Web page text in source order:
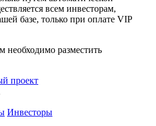
всем инвесторам,
базе, только при оплате VIP
необходимо разместить
проект
Инвесторы